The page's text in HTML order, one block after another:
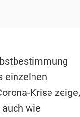
einzelnen
Krise zeige,
wie